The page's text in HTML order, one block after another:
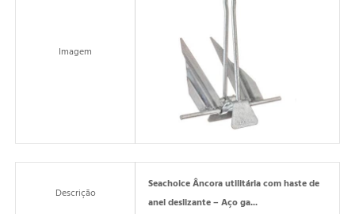
Imagem
Descrição
Seachoice Âncora utilitária com haste de
anel deslizante – Aço ga...